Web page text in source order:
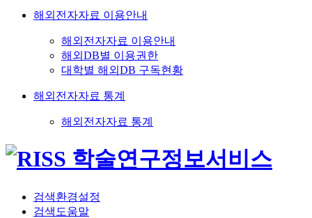
해외전자자료 이용안내
해외전자자료 이용안내
해외DB별 이용권한
대학별 해외DB 구독현황
해외전자자료 통계
해외전자자료 통계
검색환경설정
검색도움말